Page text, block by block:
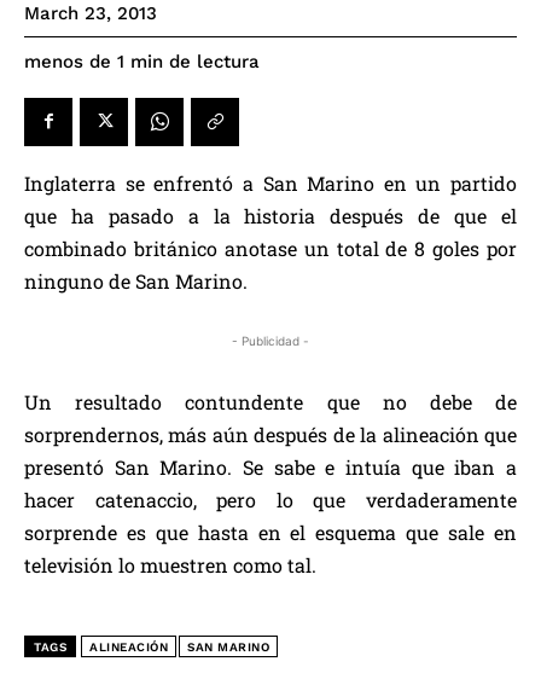
March 23, 2013
menos de 1 min de lectura
Inglaterra se enfrentó a San Marino en un partido
que ha pasado a la historia después de que el
combinado británico anotase un total de 8 goles por
ninguno de San Marino.
- Publicidad -
Un resultado contundente que no debe de
sorprendernos, más aún después de la alineación que
presentó San Marino. Se sabe e intuía que iban a
hacer catenaccio, pero lo que verdaderamente
sorprende es que hasta en el esquema que sale en
televisión lo muestren como tal.
TAGS ALINEACIÓN SAN MARINO